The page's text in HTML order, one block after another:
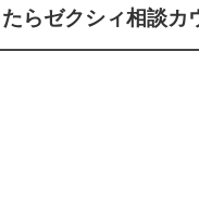
らゼクシィ相談カ